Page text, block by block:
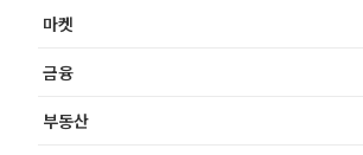
마켓
금융
부동산